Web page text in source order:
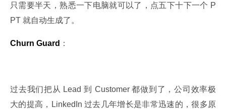
只需要半天，熟悉一下电脑就可以了，点五下十下一个 P
PT 就自动生成了。
Churn Guard ：
过去我们把从 Lead 到 Customer 都做到了，公司效率极
大的提高，LinkedIn 过去几年增长是非常迅速的，很多原